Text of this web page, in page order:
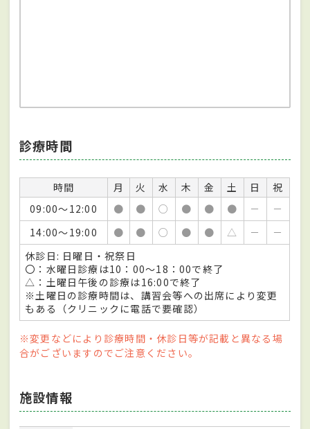
診療時間
時間 月 火 水 木 金 土 日
祝
09:00～12:00
● ● ○ ● ● ● －
－
14:00～19:00
● ● ○ ● ● △ －
－
休診日: 日曜日・祝祭日
〇：水曜日診療は10：00～18：00で終了
△：土曜日午後の診療は16:00で終了
※土曜日の診療時間は、講習会等への出席により変更
もある（クリニックに電話で要確認）
※変更などにより診療時間・休診日等が記載と異なる場
合がございますのでご注意ください。
施設情報